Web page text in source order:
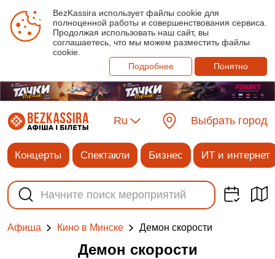
BezKassira использует файлы cookie для
полноценной работы и совершенствования сервиса.
Продолжая использовать наш сайт, вы
соглашаетесь, что мы можем разместить файлы
cookie.
Подробнее
Понятно
Ru Выбрать город
Концерты Спектакли Бизнес ИТ и интернет
Афиша Кино в Минске Демон скорости
Демон скорости